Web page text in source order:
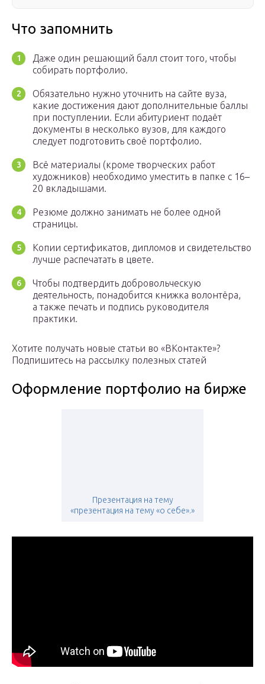
Что запомнить
Даже один решающий балл стоит того, чтобы
собирать портфолио.
Обязательно нужно уточнить на сайте вуза,
какие достижения дают дополнительные баллы
при поступлении. Если абитуриент подаёт
документы в несколько вузов, для каждого
следует подготовить своё портфолио.
Всё материалы (кроме творческих работ
художников) необходимо уместить в папке с 16–
20 вкладышами.
Резюме должно занимать не более одной
страницы.
Копии сертификатов, дипломов и свидетельство
лучше распечатать в цвете.
Чтобы подтвердить добровольческую
деятельность, понадобится книжка волонтёра,
а также печать и подпись руководителя
практики.
Хотите получать новые статьи во «ВКонтакте»?
Подпишитесь на рассылку полезных статей
Оформление портфолио на бирже
Презентация на тему
«презентация на тему «о себе».»